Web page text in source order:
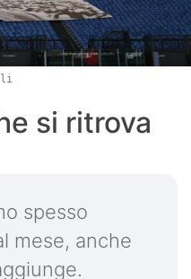
si ritrova
spesso
mese, anche